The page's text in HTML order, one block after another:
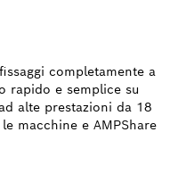
completamente a
rapido e semplice su
alte prestazioni da 18
macchine e AMPShare